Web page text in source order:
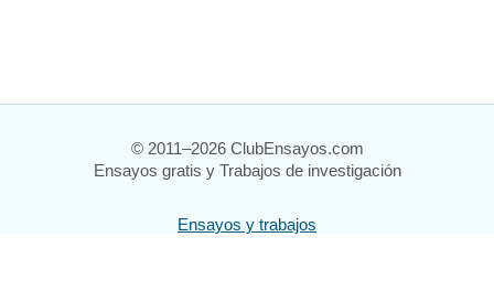
© 2011–2026 ClubEnsayos.com
Ensayos gratis y Trabajos de investigación
Ensayos y trabajos